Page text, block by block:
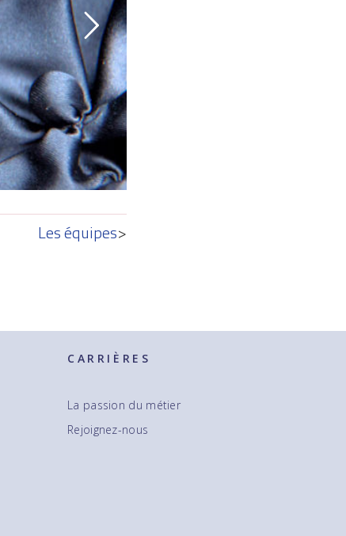
Les équipes>
CARRIÈRES
La passion du métier
Rejoignez-nous